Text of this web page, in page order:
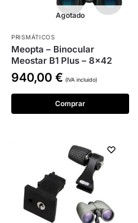
Agotado
PRISMÁTICOS
Meopta – Binocular
Meostar B1 Plus – 8×42
940,00 € (IVA incluido)
Comprar